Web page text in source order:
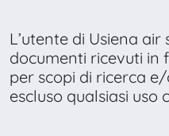
L’utente di Usiena
documenti ricevuti in
per scopi di ricerca e/
escluso qualsiasi uso